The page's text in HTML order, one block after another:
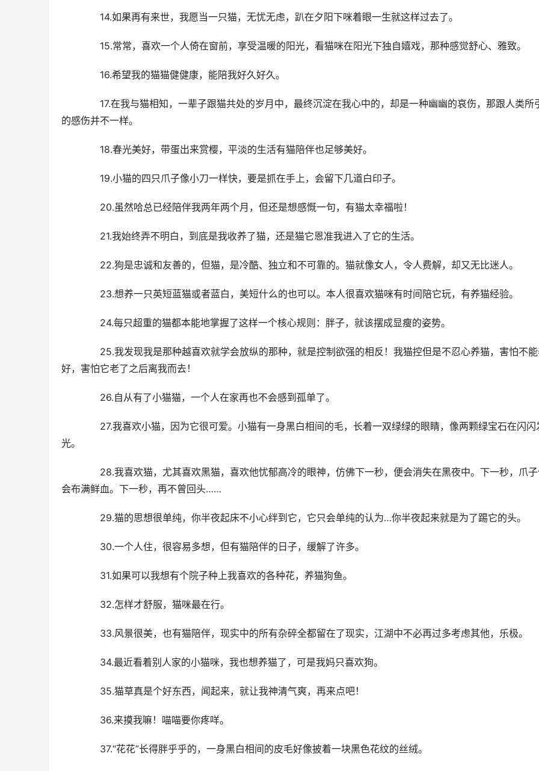
14.如果再有来世，我愿当一只猫，无忧无虑，趴在夕阳下咪着眼一生就这样过去了。
15.常常，喜欢一个人倚在窗前，享受温暖的阳光，看猫咪在阳光下独自嬉戏，那种感觉舒心、雅致。
16.希望我的猫猫健健康，能陪我好久好久。
17.在我与猫相知，一辈子跟猫共处的岁月中，最终沉淀在我心中的，却是一种幽幽的哀伤，那跟人类所
的感伤并不一样。
18.春光美好，带蛋出来赏樱，平淡的生活有猫陪伴也足够美好。
19.小猫的四只爪子像小刀一样快，要是抓在手上，会留下几道白印子。
20.虽然哈总已经陪伴我两年两个月，但还是想感慨一句，有猫太幸福啦！
21.我始终弄不明白，到底是我收养了猫，还是猫它恩准我进入了它的生活。
22.狗是忠诚和友善的，但猫，是冷酷、独立和不可靠的。猫就像女人，令人费解，却又无比迷人。
23.想养一只英短蓝猫或者蓝白，美短什么的也可以。本人很喜欢猫咪有时间陪它玩，有养猫经验。
24.每只超重的猫都本能地掌握了这样一个核心规则：胖子，就该摆成显瘦的姿势。
25.我发现我是那种越喜欢就学会放纵的那种，就是控制欲强的相反！我猫控但是不忍心养猫，害怕不
好，害怕它老了之后离我而去！
26.自从有了小猫猫，一个人在家再也不会感到孤单了。
27.我喜欢小猫，因为它很可爱。小猫有一身黑白相间的毛，长着一双绿绿的眼睛，像两颗绿宝石在闪闪
光。
28.我喜欢猫，尤其喜欢黑猫，喜欢他忧郁高冷的眼神，仿佛下一秒，便会消失在黑夜中。下一秒，爪
会布满鲜血。下一秒，再不曾回头……
29.猫的思想很单纯，你半夜起床不小心绊到它，它只会单纯的认为…你半夜起来就是为了踢它的头。
30.一个人住，很容易多想，但有猫陪伴的日子，缓解了许多。
31.如果可以我想有个院子种上我喜欢的各种花，养猫狗鱼。
32.怎样才舒服，猫咪最在行。
33.风景很美，也有猫陪伴，现实中的所有杂碎全都留在了现实，江湖中不必再过多考虑其他，乐极。
34.最近看着别人家的小猫咪，我也想养猫了，可是我妈只喜欢狗。
35.猫草真是个好东西，闻起来，就让我神清气爽，再来点吧！
36.来摸我嘛！喵喵要你疼咩。
37.“花花”长得胖乎乎的，一身黑白相间的皮毛好像披着一块黑色花纹的丝绒。